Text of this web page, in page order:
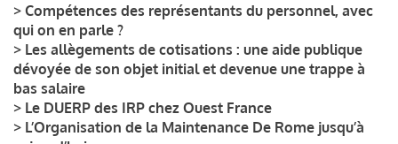
> Compétences des représentants du personnel, avec
qui on en parle ?
> Les allègements de cotisations : une aide publique
dévoyée de son objet initial et devenue une trappe à
bas salaire
> Le DUERP des IRP chez Ouest France
> L’Organisation de la Maintenance De Rome jusqu’à